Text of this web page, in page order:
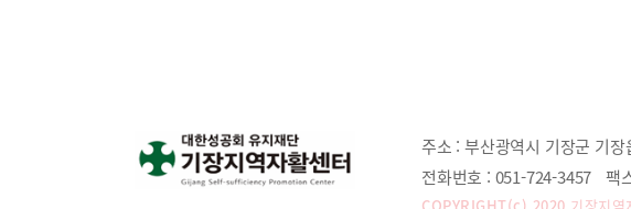
주소 : 부산광역시 기장군 기
전화번호 : 051-724-3457 팩